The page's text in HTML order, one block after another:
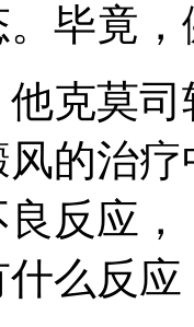
毕竟
克莫
的治
反应
么反应